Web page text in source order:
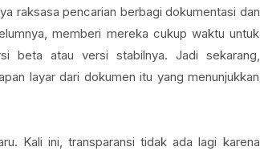
raksasa pencarian berbagi dokumentasi dan
memberi mereka cukup waktu untuk
beta atau versi stabilnya. Jadi sekarang,
layar dari dokumen itu yang menunjukkan
Kali ini, transparansi tidak ada lagi karena